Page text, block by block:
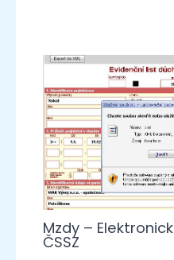
Mzdy –
ČSSZ